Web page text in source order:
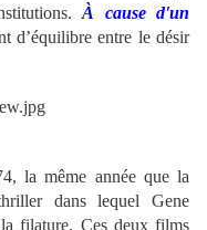
À cause d'un
d’équilibre entre le désir
la même année que la
dans lequel Gene
filature. Ces deux films